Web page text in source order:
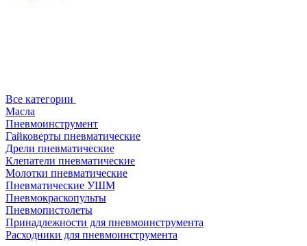
Все категории
Масла
Пневмоинструмент
Гайковерты пневматические
Дрели пневматические
Клепатели пневматические
Молотки пневматические
Пневматические УШМ
Пневмокраскопульты
Пневмопистолеты
Принадлежности для пневмоинструмента
Расходники для пневмоинструмента